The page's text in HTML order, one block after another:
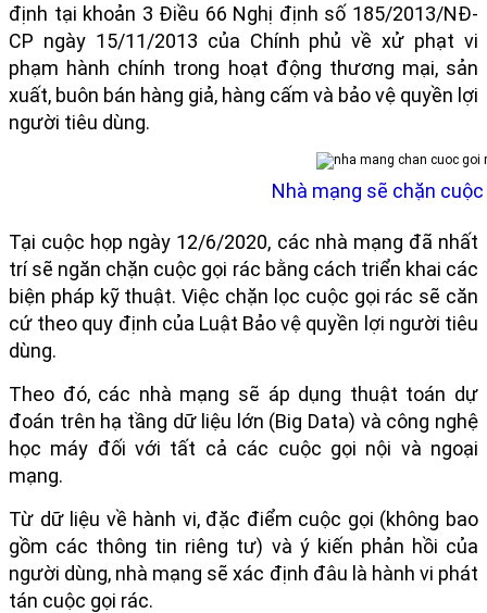
định tại khoản 3 Điều 66 Nghị định số 185/2013/NĐ-
CP ngày 15/11/2013 của Chính phủ về xử phạt vi
phạm hành chính trong hoạt động thương mại, sản
xuất, buôn bán hàng giả, hàng cấm và bảo vệ quyền lợi
người tiêu dùng.
Nhà mạng sẽ chặn
Tại cuộc họp ngày 12/6/2020, các nhà mạng đã nhất
trí sẽ ngăn chặn cuộc gọi rác bằng cách triển khai các
biện pháp kỹ thuật. Việc chặn lọc cuộc gọi rác sẽ căn
cứ theo quy định của Luật Bảo vệ quyền lợi người tiêu
dùng.
Theo đó, các nhà mạng sẽ áp dụng thuật toán dự
đoán trên hạ tầng dữ liệu lớn (Big Data) và công nghệ
học máy đối với tất cả các cuộc gọi nội và ngoại
mạng.
Từ dữ liệu về hành vi, đặc điểm cuộc gọi (không bao
gồm các thông tin riêng tư) và ý kiến phản hồi của
người dùng, nhà mạng sẽ xác định đâu là hành vi phát
tán cuộc gọi rác.